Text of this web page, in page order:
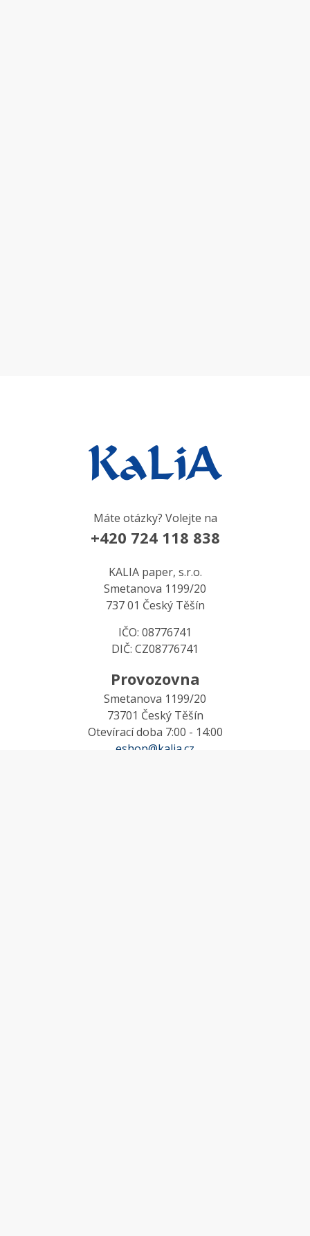
Máte otázky? Volejte na
+420 724 118 838
KALIA paper, s.r.o.
Smetanova 1199/20
737 01 Český Těšín
IČO: 08776741
DIČ: CZ08776741
Provozovna
Smetanova 1199/20
73701 Český Těšín
Otevírací doba 7:00 - 14:00
eshop@kalia.cz